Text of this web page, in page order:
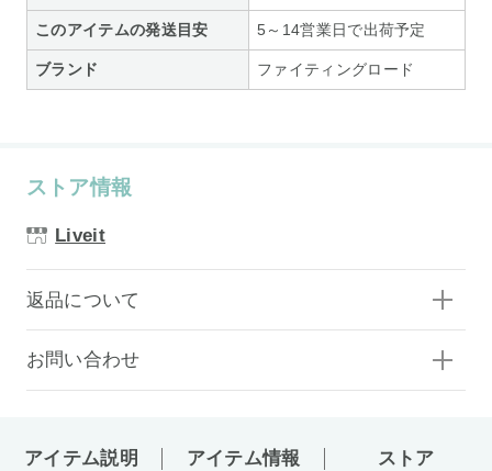
このアイテムの発送目安 5～14営業日で出荷予定
ブランド ファイティングロード
ストア情報
Liveit
返品について
お問い合わせ
アイテム説明 アイテム情報 ストア